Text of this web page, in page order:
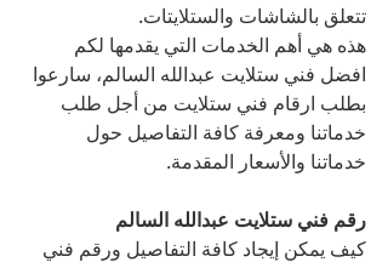
تتعلق بالشاشات والستلايتات.
هذه هي أهم الخدمات التي يقدمها لكم
افضل فني ستلايت عبدالله السالم، سارعوا
بطلب ارقام فني ستلايت من أجل طلب
خدماتنا ومعرفة كافة التفاصيل حول
خدماتنا والأسعار المقدمة.
رقم فني ستلايت عبدالله السالم
كيف يمكن إيجاد كافة التفاصيل ورقم فني